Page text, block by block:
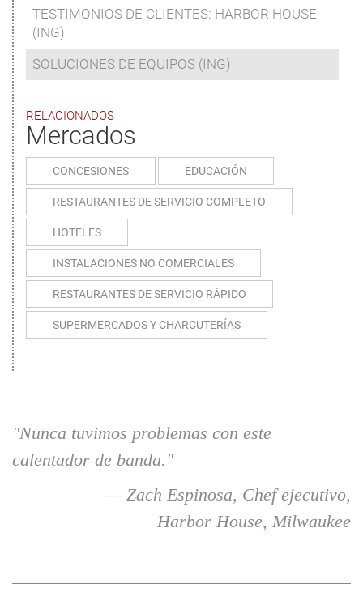
TESTIMONIOS DE CLIENTES: HARBOR HOUSE
(ING)
SOLUCIONES DE EQUIPOS (ING)
RELACIONADOS
Mercados
CONCESIONES EDUCACIÓN
RESTAURANTES DE SERVICIO COMPLETO
HOTELES
INSTALACIONES NO COMERCIALES
RESTAURANTES DE SERVICIO RÁPIDO
SUPERMERCADOS Y CHARCUTERÍAS
"Nunca tuvimos problemas con este
calentador de banda."
— Zach Espinosa, Chef ejecutivo,
Harbor House, Milwaukee